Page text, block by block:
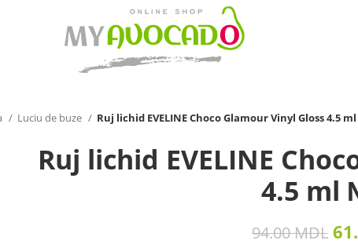
Luciu de buze Ruj lichid EVELINE Choco Glamour Vinyl Gloss 4.5
Ruj lichid EVELINE
4.5 ml
94.00MDL